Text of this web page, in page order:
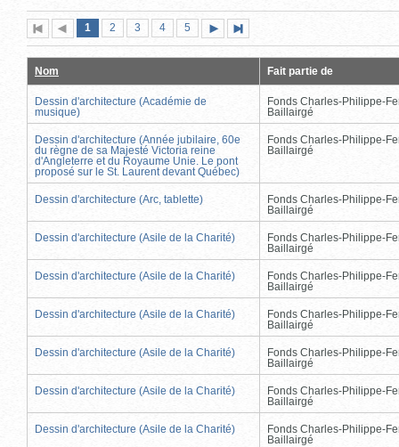
Première
page
Page
précédente
Page
1 (page
actuelle)
Page
2 Page
3 Page
4 Page
5
suivante
page
Nom Fait partie de
Dessin d'architecture (Académie de
musique)
Fonds Charles-Philippe-
Baillairgé
Dessin d'architecture (Année jubilaire, 60e
du règne de sa Majesté Victoria reine
d'Angleterre et du Royaume Unie. Le pont
proposé sur le St. Laurent devant Québec)
Fonds Charles-Philippe-
Baillairgé
Dessin d'architecture (Arc, tablette)
Fonds Charles-Philippe-
Baillairgé
Dessin d'architecture (Asile de la Charité)
Fonds Charles-Philippe-
Baillairgé
Dessin d'architecture (Asile de la Charité)
Fonds Charles-Philippe-
Baillairgé
Dessin d'architecture (Asile de la Charité)
Fonds Charles-Philippe-
Baillairgé
Dessin d'architecture (Asile de la Charité)
Fonds Charles-Philippe-
Baillairgé
Dessin d'architecture (Asile de la Charité)
Fonds Charles-Philippe-
Baillairgé
Dessin d'architecture (Asile de la Charité)
Fonds Charles-Philippe-
Baillairgé